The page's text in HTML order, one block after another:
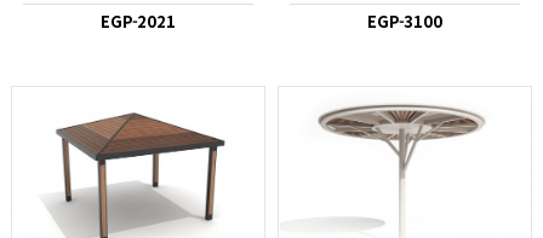
EGP-2021
EGP-3100